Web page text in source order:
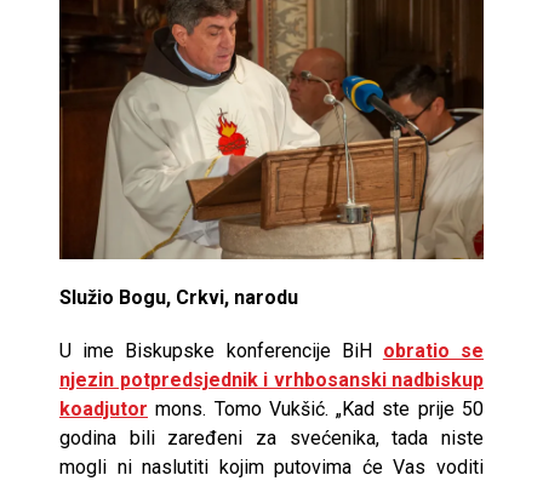
Služio Bogu, Crkvi, narodu
U ime Biskupske konferencije BiH obratio se
njezin potpredsjednik i vrhbosanski nadbiskup
koadjutor mons. Tomo Vukšić. „Kad ste prije 50
godina bili zaređeni za svećenika, tada niste
mogli ni naslutiti kojim putovima će Vas voditi